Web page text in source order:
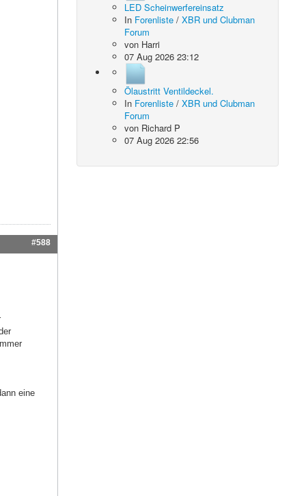
#588
eine
LED Scheinwerfereinsatz
In Forenliste /XBR und Clubman
Forum
von Harri
07 Aug 2026 23:12
Ölaustritt Ventildeckel.
In Forenliste /XBR und Clubman
Forum
von Richard P
07 Aug 2026 22:56